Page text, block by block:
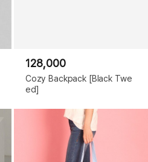
128,000
Cozy Backpack [Black Twe
ed]